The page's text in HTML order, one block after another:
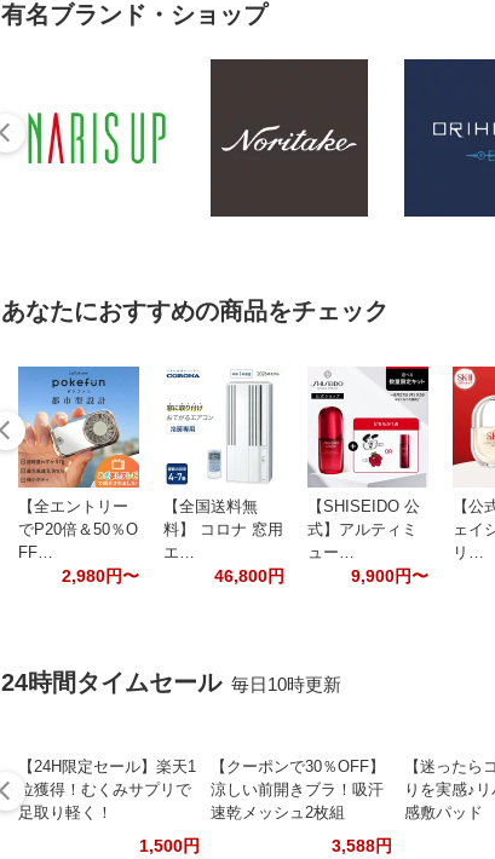
有名ブランド・ショップ
あなたにおすすめの商品をチェック
【全エントリー
でP20倍＆50％O
FF…
2,980円〜
【全国送料無
料】 コロナ 窓用
エ…
46,800円
【SHISEIDO 公
式】アルティミ
ュー…
9,900円〜
【公
ェイ
リ…
24時間タイムセール 毎日10時更新
【24H限定セール】楽天1
位獲得！むくみサプリで
足取り軽く！
1,500円
【クーポンで30％OFF】
涼しい前開きブラ！吸汗
速乾メッシュ2枚組
3,588円
【迷ったら
りを実感♪
感敷パッド